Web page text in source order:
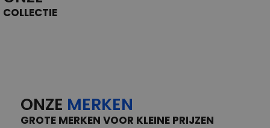
COLLECTIE
ONZE MERKEN
GROTE MERKEN VOOR KLEINE PRIJZEN